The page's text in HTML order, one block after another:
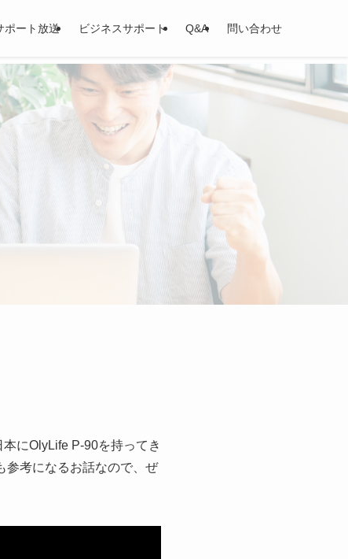
ポート放送 ビジネスサポート Q&A 問い合わせ
にOlyLife P-90を持ってき
参考になるお話なので、ぜ